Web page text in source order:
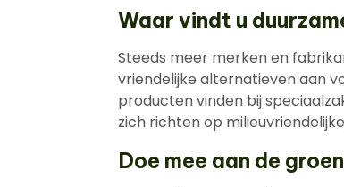
Waar vindt u
Steeds meer merken en
vriendelijke alternatieven aan
producten vinden bij
zich richten op
Doe mee aan de